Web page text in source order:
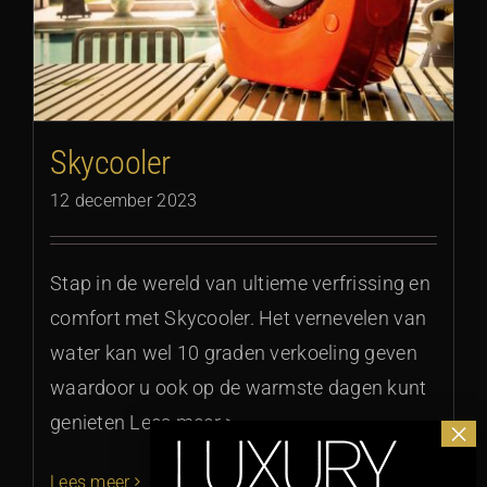
Skycooler
12 december 2023
Stap in de wereld van ultieme verfrissing en
comfort met Skycooler. Het vernevelen van
water kan wel 10 graden verkoeling geven
waardoor u ook op de warmste dagen kunt
genieten Lees meer >
Lees meer